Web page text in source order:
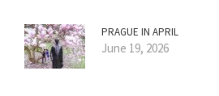
PRAGUE IN APRIL
June 19, 2026